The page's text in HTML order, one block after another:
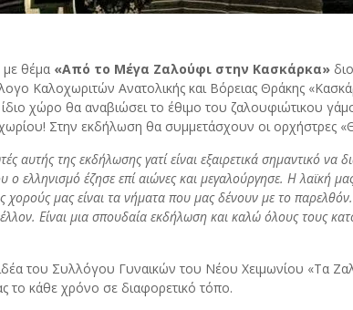
θέμα «Από το Μέγα Ζαλούφι στην Κασκάρκα»
Καλοχωριτών Ανατολικής και Βόρειας Θράκης
χώρο θα αναβιώσει το έθιμο του ζαλουφιώτικου
Στην εκδήλωση θα συμμετάσχουν οι ορχήστρες
αυτής της εκδήλωσης γατί είναι εξαιρετικά σημαντικό
ελληνισμό έζησε επί αιώνες και μεγαλούργησε. Η λαϊκή
μας είναι τα νήματα που μας δένουν με το
Είναι μια σπουδαία εκδήλωση και καλώ όλους τους
του Συλλόγου Γυναικών του Νέου Χειμωνίου «Τα
το κάθε χρόνο σε διαφορετικό τόπο.